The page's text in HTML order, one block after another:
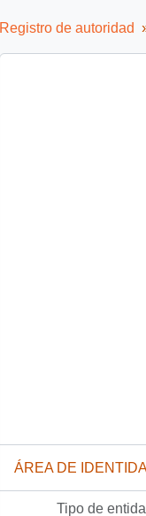
Registro de autoridad
ÁREA DE
Tipo de